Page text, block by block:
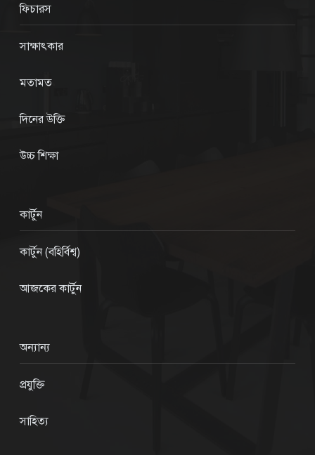
ফিচারস
সাক্ষাৎকার
মতামত
দিনের উক্তি
উচ্চ শিক্ষা
কার্টুন
কার্টুন (বহির্বিশ্ব)
আজকের কার্টুন
অন্যান্য
প্রযুক্তি
সাহিত্য